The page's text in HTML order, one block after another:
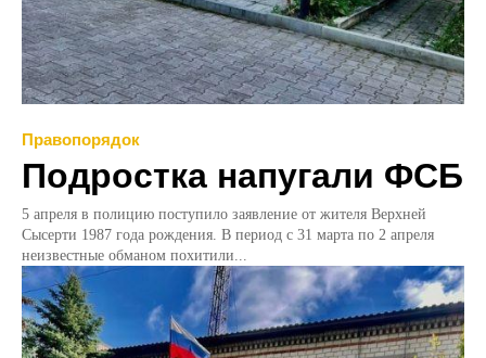
Правопорядок
Подростка напугали ФСБ
5 апреля в полицию поступило заявление от жителя Верхней
Сысерти 1987 года рождения. В период с 31 марта по 2 апреля
неизвестные обманом похитили...